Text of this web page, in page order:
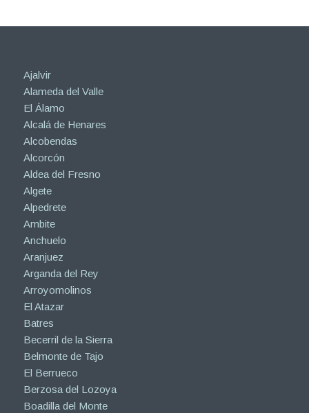
Ajalvir
Alameda del Valle
El Álamo
Alcalá de Henares
Alcobendas
Alcorcón
Aldea del Fresno
Algete
Alpedrete
Ambite
Anchuelo
Aranjuez
Arganda del Rey
Arroyomolinos
El Atazar
Batres
Becerril de la Sierra
Belmonte de Tajo
El Berrueco
Berzosa del Lozoya
Boadilla del Monte